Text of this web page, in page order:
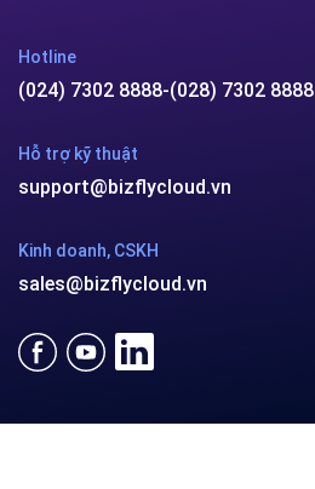
Hotline
(024) 7302 8888-(028) 7302 8888
Hỗ trợ kỹ thuật
support@bizflycloud.vn
Kinh doanh, CSKH
sales@bizflycloud.vn